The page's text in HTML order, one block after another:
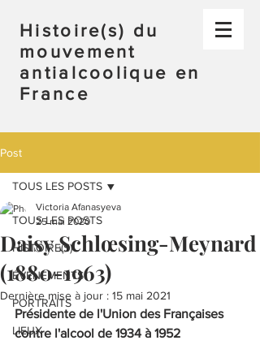
Histoire(s) du
mouvement
antialcoolique en
France
Post
TOUS LES POSTS
HISTOIRE(S)
ÉVÉNEMENTS
PORTRAITS
LIEUX
TOUS LES POSTS
Daisy Schlœsing-Meynard
(1880-1963)
Victoria Afanasyeva
25 mai 2020
Dernière mise à jour : 15 mai 2021
Présidente de l'Union des Françaises
contre l'alcool de 1934 à 1952